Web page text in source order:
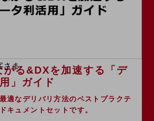
事例をご紹介します
別ウィンドウで開きます
さま
ォッチ
DXの課題を
記事サイト
がる&DXを加速する「デ
」ガイド
適なデリバリ方法のベストプラクテ
キュメントセットです。